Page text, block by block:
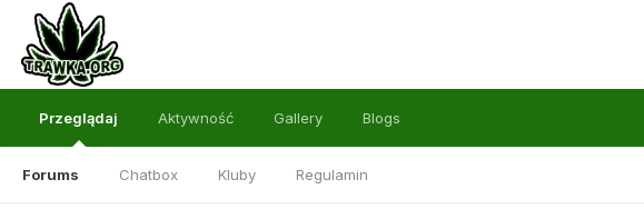
Przeglądaj
Forums Chatbox Kluby Regulamin
Aktywność Gallery Blogs